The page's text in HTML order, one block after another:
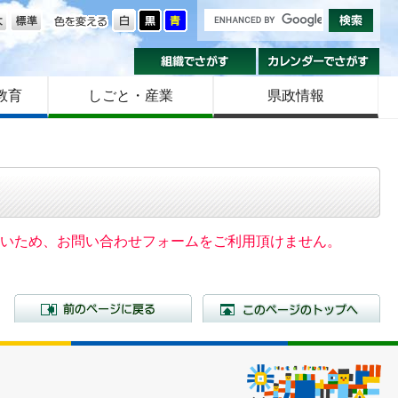
色を変える
大きさ
組織でさがす
育 しごと・産業 県政情報
ため、お問い合わせフォームをご利用頂けません。
前のページに戻る